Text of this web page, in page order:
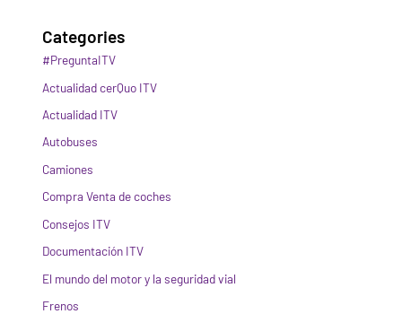
Categories
#PreguntaITV
Actualidad cerQuo ITV
Actualidad ITV
Autobuses
Camiones
Compra Venta de coches
Consejos ITV
Documentación ITV
El mundo del motor y la seguridad vial
Frenos